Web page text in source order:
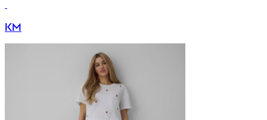
KM